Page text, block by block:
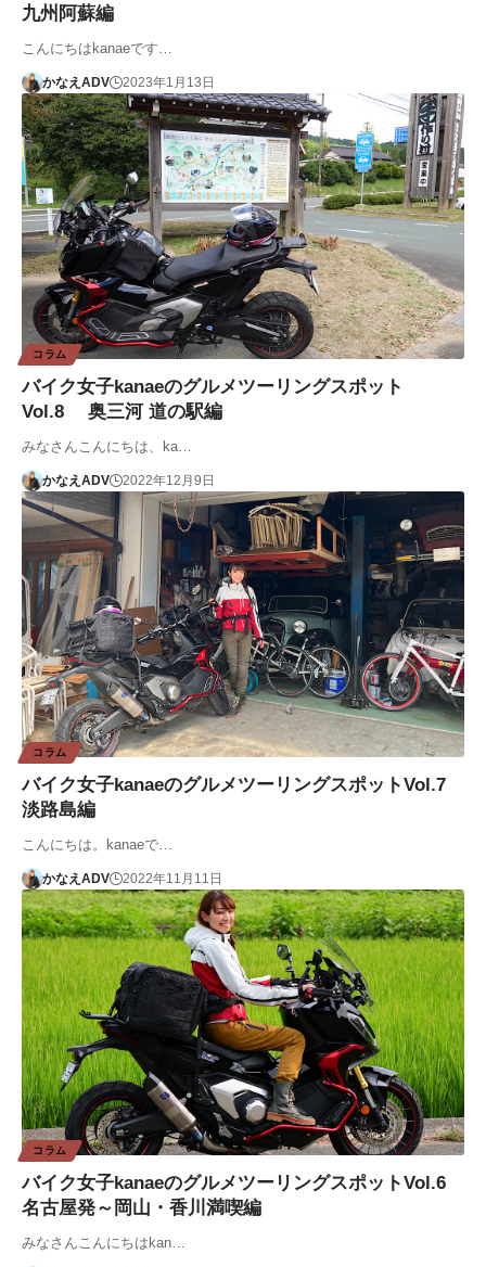
九州阿蘇編
こんにちはkanaeです…
かなえADV 2023年1月13日
コラム
バイク女子kanaeのグルメツーリングスポット
Vol.8 奥三河 道の駅編
みなさんこんにちは、ka…
かなえADV 2022年12月9日
コラム
バイク女子kanaeのグルメツーリングスポットVol.7
淡路島編
こんにちは。kanaeで…
かなえADV 2022年11月11日
コラム
バイク女子kanaeのグルメツーリングスポットVol.6
名古屋発～岡山・香川満喫編
みなさんこんにちはkan…